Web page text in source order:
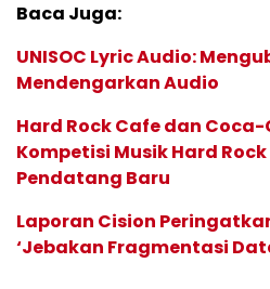
Baca Juga:
UNISOC Lyric Audio:
Mendengarkan Audio
Hard Rock Cafe dan
Kompetisi Musik Hard
Pendatang Baru
Laporan Cision
‘Jebakan Fragmentasi